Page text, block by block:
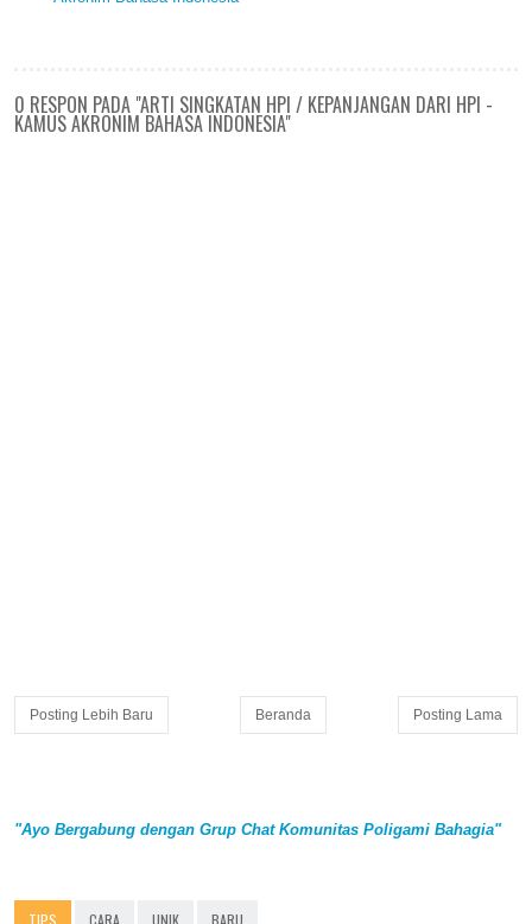
0 RESPON PADA "ARTI SINGKATAN HPI / KEPANJANGAN DARI HPI -
KAMUS AKRONIM BAHASA INDONESIA"
Posting Lebih Baru Posting Lama
Beranda
"Ayo Bergabung dengan Grup Chat Komunitas Poligami Bahagia"
TIPS CARA UNIK BARU